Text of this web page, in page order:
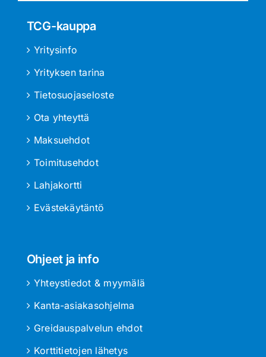
TCG-kauppa
Yritysinfo
Yrityksen tarina
Tietosuojaseloste
Ota yhteyttä
Maksuehdot
Toimitusehdot
Lahjakortti
Evästekäytäntö
Ohjeet ja info
Yhteystiedot & myymälä
Kanta-asiakasohjelma
Greidauspalvelun ehdot
Korttitietojen lähetys